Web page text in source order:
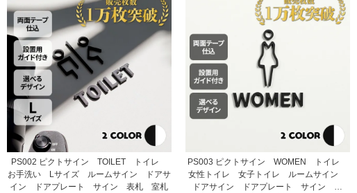
PS002 ピクトサイン TOILET トイレ
お手洗い Lサイズ ルームサイン ドアサ
イン ドアプレート サイン 表札 室札
PS003 ピクトサイン WOMEN トイレ
女性トイレ 女子トイレ ルームサイン
ドアサイン ドアプレート サイン 表